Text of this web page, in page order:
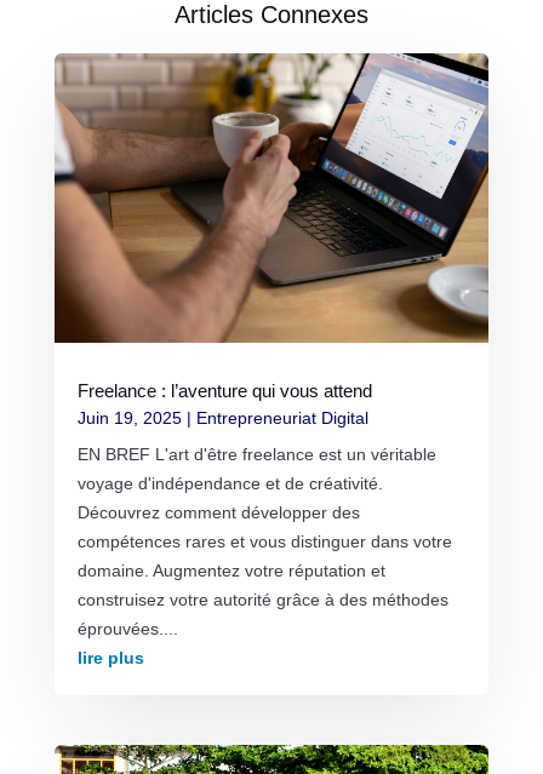
Articles Connexes
Freelance : l’aventure qui vous attend
Juin 19, 2025| Entrepreneuriat Digital
EN BREF L'art d'être freelance est un véritable
voyage d'indépendance et de créativité.
Découvrez comment développer des
compétences rares et vous distinguer dans votre
domaine. Augmentez votre réputation et
construisez votre autorité grâce à des méthodes
éprouvées....
lire plus